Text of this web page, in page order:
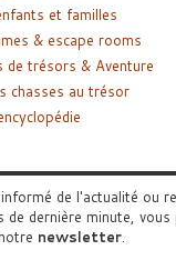
et familles
& escape rooms
de trésors & Aventure
chasses au trésor
de l'actualité ou
de dernière minute, vous
newsletter.